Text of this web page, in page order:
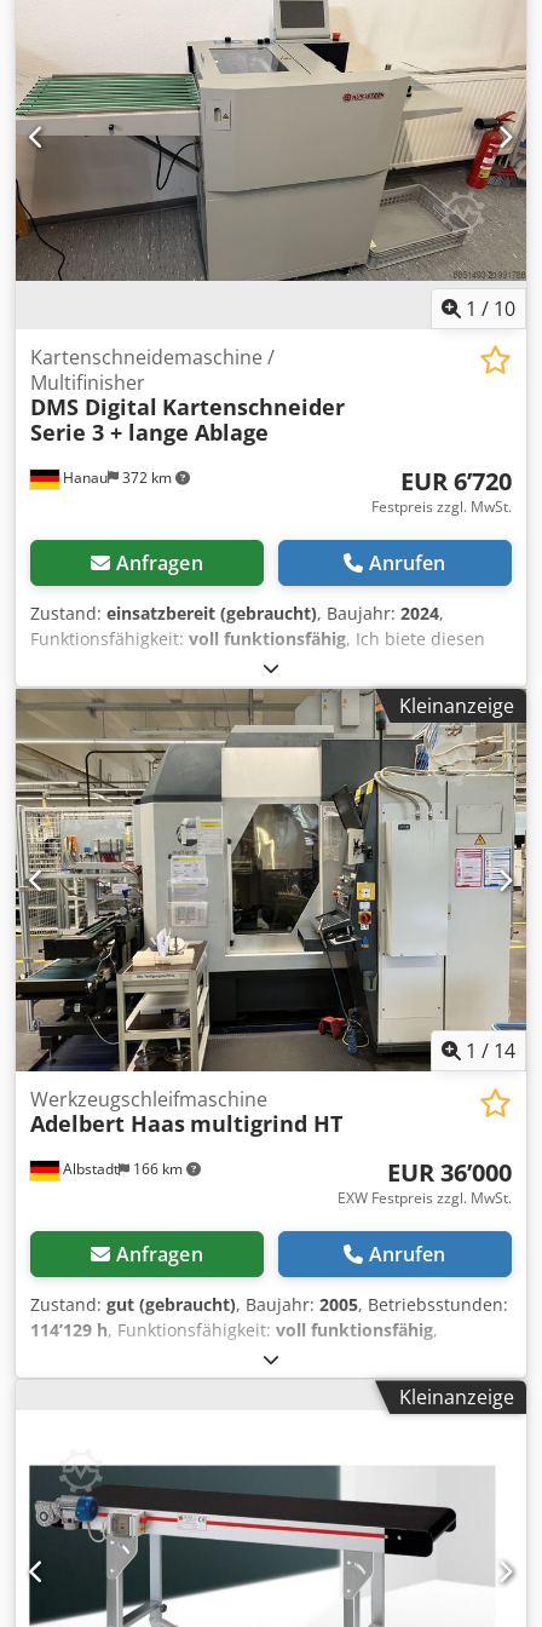
Füße, Leitblech : 60 mm hoch
1 / 10
Hanau 372 km
Kartenschneidemaschine /
Multifinisher
DMS Digital Kartenschneider
Serie 3 + lange Ablage
EUR 6’720
Festpreis zzgl. MwSt.
Anfragen Anrufen
Zustand: einsatzbereit (gebraucht), Baujahr: 2024,
Funktionsfähigkeit: voll funktionsfähig, Ich biete diesen
einsatzbereite DMS Digital Kartenschneider Serie 3 + lange
Ablage Kartenschneidemaschine/Multi-Finished +
Perforieren + Nuten, Baujahr 2024, an. Djdpfsy Ufnpox
Abfokr Neupreis 12900€. Zählerstand nur 5900 Bogen.
Bogenstapelzufuhr mit Blasluft und Doppelbogenkontrolle
bis Format 33x67 cm. Programmierbare Schnitte.
Programmierbare Nutungen oder Perforation. 2
Doppelmesser mit 8mm Streifenausschnitt, 2
Seitenmesser. Schnelles Messerverstellschablonensystem,
nur 1 Minute Rüstzeit. Langes Ablageband mit
motorisierter automatischer Schuppenablage.
Verkaufspreis 6720€ + MwSt., Abholung. Standort 63450
Hanau (Nähe Frankfurt/Main), Deutschland. Wenn Sie
Rückfragen haben oder mehr Informationen benötigen,
schreiben Sie uns gerne eine Nachricht oder rufen uns an.
Kleinanzeige
1 / 14
Albstadt 166 km
Werkzeugschleifmaschine
Adelbert Haas multigrind HT
EUR 36’000
EXW Festpreis zzgl. MwSt.
Anfragen Anrufen
Zustand: gut (gebraucht), Baujahr: 2005, Betriebsstunden:
114’129 h, Funktionsfähigkeit: voll funktionsfähig,
Maschinen-/Fahrzeugnummer:
innerhalb Deutschlands Sale only within Germany
Steuerung: Siemens Sinumerik Software: Haas Software 7.3
Schleifscheiben-Ø max. Ø200 mm Werkstückspindel: - bis
1.000 U/min - Spitzenhöhe 175 mm - Spannzange 3409 -
Aufnahmekegel SK50 - Durchgangsbohrung Ø28,5 mm -
Werkstückgewicht bis 2,5 kg - Teilgenauigkeit +/- 3,5
Winkelsekunden - Eingabefeinheit 0,001°
Werkstückabstützung: Linearachse X3 mit Buchsenhalter
Kleinanzeige